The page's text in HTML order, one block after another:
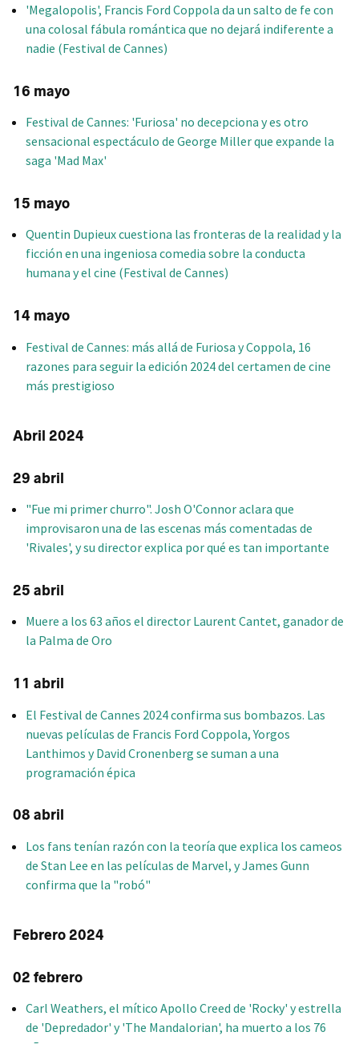
'Megalopolis', Francis Ford Coppola da un salto de fe con
una colosal fábula romántica que no dejará indiferente a
nadie (Festival de Cannes)
16 mayo
Festival de Cannes: 'Furiosa' no decepciona y es otro
sensacional espectáculo de George Miller que expande la
saga 'Mad Max'
15 mayo
Quentin Dupieux cuestiona las fronteras de la realidad y la
ficción en una ingeniosa comedia sobre la conducta
humana y el cine (Festival de Cannes)
14 mayo
Festival de Cannes: más allá de Furiosa y Coppola, 16
razones para seguir la edición 2024 del certamen de cine
más prestigioso
Abril 2024
29 abril
"Fue mi primer churro". Josh O'Connor aclara que
improvisaron una de las escenas más comentadas de
'Rivales', y su director explica por qué es tan importante
25 abril
Muere a los 63 años el director Laurent Cantet, ganador de
la Palma de Oro
11 abril
El Festival de Cannes 2024 confirma sus bombazos. Las
nuevas películas de Francis Ford Coppola, Yorgos
Lanthimos y David Cronenberg se suman a una
programación épica
08 abril
Los fans tenían razón con la teoría que explica los cameos
de Stan Lee en las películas de Marvel, y James Gunn
confirma que la "robó"
Febrero 2024
02 febrero
Carl Weathers, el mítico Apollo Creed de 'Rocky' y estrella
de 'Depredador' y 'The Mandalorian', ha muerto a los 76